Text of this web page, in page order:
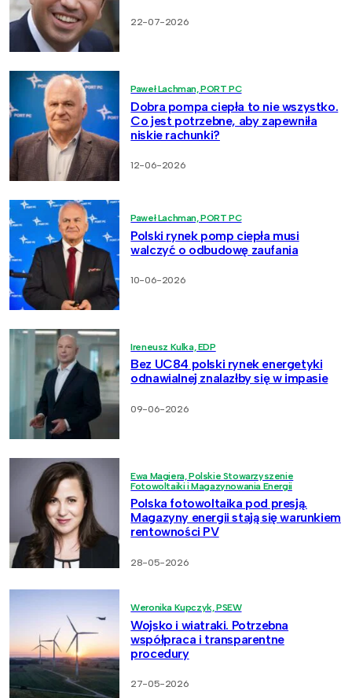
22-07-2026
Paweł Lachman, PORT PC
Dobra pompa ciepła to nie wszystko.
Co jest potrzebne, aby zapewniła
niskie rachunki?
12-06-2026
Paweł Lachman, PORT PC
Polski rynek pomp ciepła musi
walczyć o odbudowę zaufania
10-06-2026
Ireneusz Kulka, EDP
Bez UC84 polski rynek energetyki
odnawialnej znalazłby się w impasie
09-06-2026
Ewa Magiera, Polskie Stowarzyszenie
Fotowoltaiki i Magazynowania Energii
Polska fotowoltaika pod presją.
Magazyny energii stają się warunkiem
rentowności PV
28-05-2026
Weronika Kupczyk, PSEW
Wojsko i wiatraki. Potrzebna
współpraca i transparentne
procedury
27-05-2026